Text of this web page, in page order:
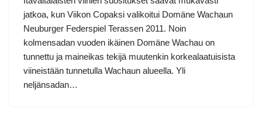
jatkoa, kun Viikon Copaksi valikoitui Domäne Wachaun
Neuburger Federspiel Terassen 2011. Noin
kolmensadan vuoden ikäinen Domäne Wachau on
tunnettu ja maineikas tekijä muutenkin korkealaatuisista
viineistään tunnetulla Wachaun alueella. Yli
neljänsadan…